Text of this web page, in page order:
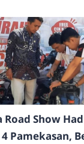
Road Show
4 Pamekasan,